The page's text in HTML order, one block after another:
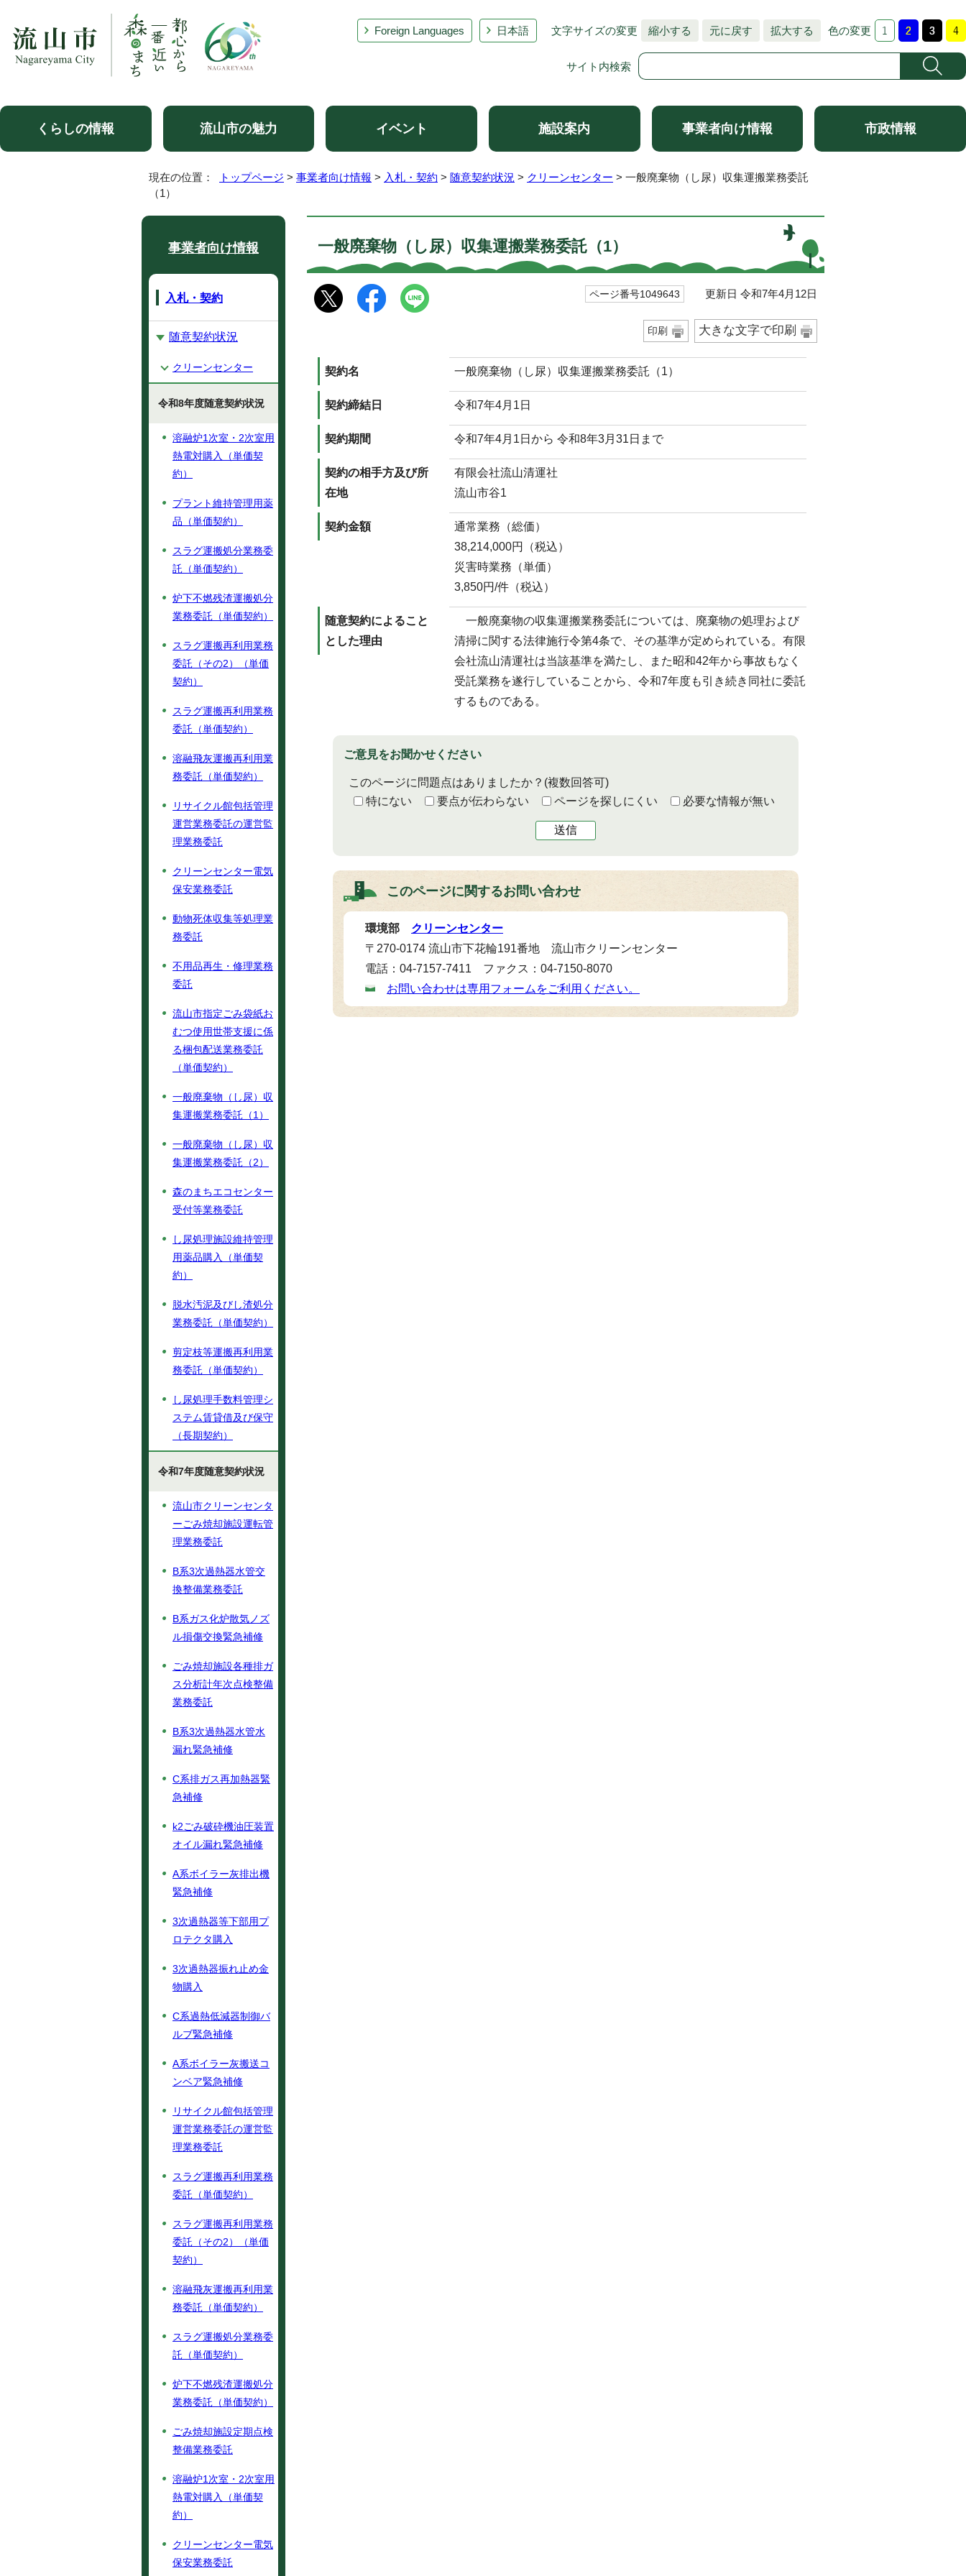
Foreign Languages 日本語 文字サイズの変更 縮小する 元に戻す 拡大する 色の変更
サイト内検索
くらしの情報 流山市の魅力 イベント 施設案内 事業者向け情報 市政情報
現在の位置： トップページ > 事業者向け情報 > 入札・契約 > 随意契約状況 > クリーンセンター > 一般廃棄物（し尿）収集運搬業務委託
（1）
一般廃棄物（し尿）収集運搬業務委託（1）
ページ番号1049643 更新日 令和7年4月12日
印刷 大きな文字で印刷
契約名 一般廃棄物（し尿）収集運搬業務委託（1）
契約締結日 令和7年4月1日
契約期間 令和7年4月1日から 令和8年3月31日まで
契約の相手方及び所
在地
有限会社流山清運社
流山市谷1
契約金額
通常業務（総価）
38,214,000円（税込）
災害時業務（単価）
3,850円/件（税込）
随意契約によること
とした理由
一般廃棄物の収集運搬業務委託については、廃棄物の処理および
清掃に関する法律施行令第4条で、その基準が定められている。有限
会社流山清運社は当該基準を満たし、また昭和42年から事故もなく
受託業務を遂行していることから、令和7年度も引き続き同社に委託
するものである。
ご意見をお聞かせください
このページに問題点はありましたか？ (複数回答可)
特にない
要点が伝わらない ページを探しにくい 必要な情報が無い
送信
このページに関するお問い合わせ
環境部 クリーンセンター
〒270-0174 流山市下花輪191番地 流山市クリーンセンター
電話：04-7157-7411 ファクス：04-7150-8070
お問い合わせは専用フォームをご利用ください。
事業者向け情報
入札・契約
随意契約状況
クリーンセンター
令和8年度随意契約状況
溶融炉1次室・2次室用
熱電対購入（単価契
約）
プラント維持管理用薬
品（単価契約）
スラグ運搬処分業務委
託（単価契約）
炉下不燃残渣運搬処分
業務委託（単価契約）
スラグ運搬再利用業務
委託（その2）（単価
契約）
スラグ運搬再利用業務
委託（単価契約）
溶融飛灰運搬再利用業
務委託（単価契約）
リサイクル館包括管理
運営業務委託の運営監
理業務委託
クリーンセンター電気
保安業務委託
動物死体収集等処理業
務委託
不用品再生・修理業務
委託
流山市指定ごみ袋紙お
むつ使用世帯支援に係
る梱包配送業務委託
（単価契約）
一般廃棄物（し尿）収
集運搬業務委託（1）
一般廃棄物（し尿）収
集運搬業務委託（2）
森のまちエコセンター
受付等業務委託
し尿処理施設維持管理
用薬品購入（単価契
約）
脱水汚泥及びし渣処分
業務委託（単価契約）
剪定枝等運搬再利用業
務委託（単価契約）
し尿処理手数料管理シ
ステム賃貸借及び保守
（長期契約）
令和7年度随意契約状況
流山市クリーンセンタ
ーごみ焼却施設運転管
理業務委託
B系3次過熱器水管交
換整備業務委託
B系ガス化炉散気ノズ
ル損傷交換緊急補修
ごみ焼却施設各種排ガ
ス分析計年次点検整備
業務委託
B系3次過熱器水管水
漏れ緊急補修
C系排ガス再加熱器緊
急補修
k2ごみ破砕機油圧装置
オイル漏れ緊急補修
A系ボイラー灰排出機
緊急補修
3次過熱器等下部用プ
ロテクタ購入
3次過熱器振れ止め金
物購入
C系過熱低減器制御バ
ルブ緊急補修
A系ボイラー灰搬送コ
ンベア緊急補修
リサイクル館包括管理
運営業務委託の運営監
理業務委託
スラグ運搬再利用業務
委託（単価契約）
スラグ運搬再利用業務
委託（その2）（単価
契約）
溶融飛灰運搬再利用業
務委託（単価契約）
スラグ運搬処分業務委
託（単価契約）
炉下不燃残渣運搬処分
業務委託（単価契約）
ごみ焼却施設定期点検
整備業務委託
溶融炉1次室・2次室用
熱電対購入（単価契
約）
クリーンセンター電気
保安業務委託